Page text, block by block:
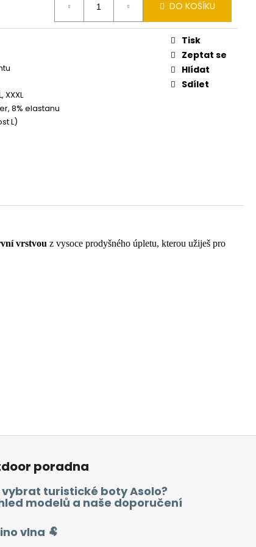
DO KOŠÍKU
XXXL
8% elastanu
L)
Tisk
Zeptat se
Hlídat
Sdílet
vrstvou z vysoce prodyšného úpletu, kterou užiješ pro
poradna
turistické boty Asolo?
modelů a naše doporučení
vlna 🐏